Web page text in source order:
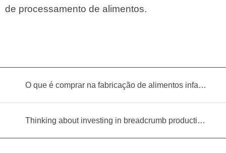
de processamento de alimentos.
O que é comprar na fabricação de alimentos infantis?
Thinking about investing in breadcrumb production? Read this equipment selection guide before you decide